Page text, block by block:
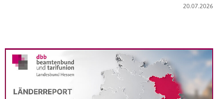
20.07.2026